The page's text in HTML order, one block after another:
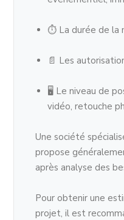
⏱ La durée de la
📄 Les
🖥 Le niveau de
vidéo, retouche
Une société
propose
après analyse des
Pour obtenir une
projet, il est